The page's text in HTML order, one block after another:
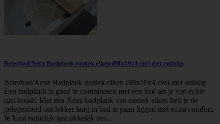
Beterbad/Xenz Badplank rustiek eiken (88x19x4 cm) met antislip
Beterbad/Xenz Badplank rustiek eiken (88x19x4 cm) met antislip
Een badplank is goed te combineren met een bad als je van echte
rust houdt! Met een Xenz badplank van rustiek eiken heb je de
gelegenheid om lekker lang in bad te gaan liggen met extra comfort.
Je kunt namelijk gemakkelijk een...